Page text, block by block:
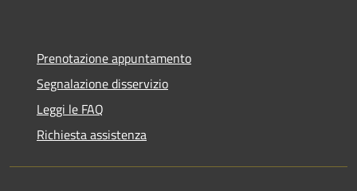
Prenotazione appuntamento
Segnalazione disservizio
Leggi le FAQ
Richiesta assistenza